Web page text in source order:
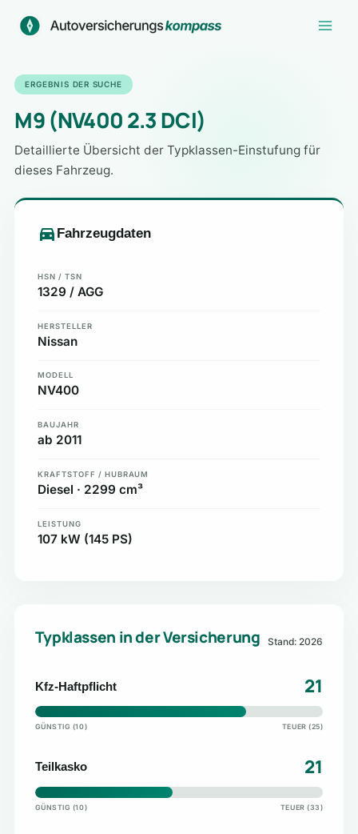
Inhalt
ERGEBNIS DER SUCHE
M9 (NV400 2.3 DCI)
Detaillierte Übersicht der Typklassen-Einstufung für
dieses Fahrzeug.
Fahrzeugdaten
HSN / TSN
1329 / AGG
HERSTELLER
Nissan
MODELL
NV400
BAUJAHR
ab 2011
KRAFTSTOFF / HUBRAUM
Diesel · 2299 cm³
LEISTUNG
107 kW (145 PS)
Typklassen in der Versicherung Stand: 2026
Kfz-Haftpflicht 21
GÜNSTIG (10) TEUER (25)
Teilkasko 21
GÜNSTIG (10) TEUER (33)